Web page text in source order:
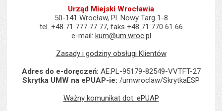
Urząd Miejski Wrocławia
50-141 Wrocław, Pl. Nowy Targ 1-8
tel. +48 71 777 77 77, faks +48 71 770 61 66
e-mail: kum@um.wroc.pl
Zasady i godziny obsługi Klientów
Adres do e-doręczeń: AE:PL-95179-82549-VVTFT-27
Skrytka UMW na ePUAP-ie: /umwroclaw/SkrytkaESP
Ważny komunikat dot. ePUAP